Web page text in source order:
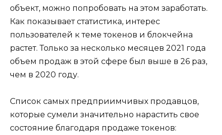
объект, можно попробовать на этом заработать.
Как показывает статистика, интерес
пользователей к теме токенов и блокчейна
растет. Только за несколько месяцев 2021 года
объем продаж в этой сфере был выше в 26 раз,
чем в 2020 году.
Список самых предприимчивых продавцов,
которые сумели значительно нарастить свое
состояние благодаря продаже токенов: